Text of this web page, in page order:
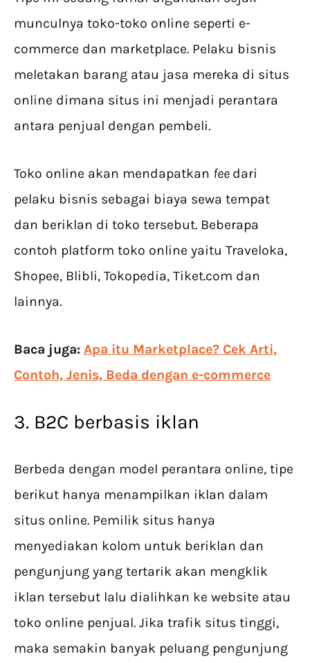
munculnya toko-toko online seperti e-
commerce dan marketplace. Pelaku bisnis
meletakan barang atau jasa mereka di situs
online dimana situs ini menjadi perantara
antara penjual dengan pembeli.
Toko online akan mendapatkan fee dari
pelaku bisnis sebagai biaya sewa tempat
dan beriklan di toko tersebut. Beberapa
contoh platform toko online yaitu Traveloka,
Shopee, Blibli, Tokopedia, Tiket.com dan
lainnya.
Baca juga: Apa itu Marketplace? Cek Arti,
Contoh, Jenis, Beda dengan e-commerce
3. B2C berbasis iklan
Berbeda dengan model perantara online, tipe
berikut hanya menampilkan iklan dalam
situs online. Pemilik situs hanya
menyediakan kolom untuk beriklan dan
pengunjung yang tertarik akan mengklik
iklan tersebut lalu dialihkan ke website atau
toko online penjual. Jika trafik situs tinggi,
maka semakin banyak peluang pengunjung